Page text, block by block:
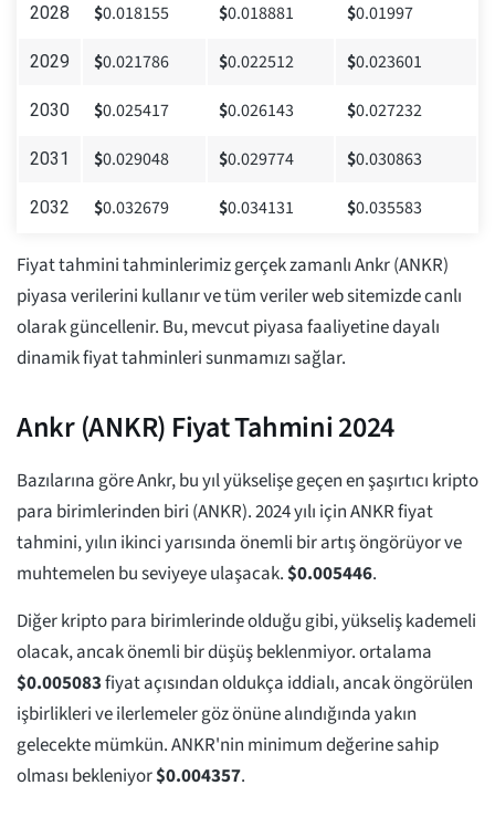
2028 $0.018155 $0.018881 $0.01997
2029 $0.021786 $0.022512 $0.023601
2030 $0.025417 $0.026143 $0.027232
2031 $0.029048 $0.029774 $0.030863
2032 $0.032679 $0.034131 $0.035583
Fiyat tahmini tahminlerimiz gerçek zamanlı Ankr (ANKR)
piyasa verilerini kullanır ve tüm veriler web sitemizde canlı
olarak güncellenir. Bu, mevcut piyasa faaliyetine dayalı
dinamik fiyat tahminleri sunmamızı sağlar.
Ankr (ANKR) Fiyat Tahmini 2024
Bazılarına göre Ankr, bu yıl yükselişe geçen en şaşırtıcı kripto
para birimlerinden biri (ANKR). 2024 yılı için ANKR fiyat
tahmini, yılın ikinci yarısında önemli bir artış öngörüyor ve
muhtemelen bu seviyeye ulaşacak.$0.005446.
Diğer kripto para birimlerinde olduğu gibi, yükseliş kademeli
olacak, ancak önemli bir düşüş beklenmiyor. ortalama
$0.005083fiyat açısından oldukça iddialı, ancak öngörülen
işbirlikleri ve ilerlemeler göz önüne alındığında yakın
gelecekte mümkün. ANKR'nin minimum değerine sahip
olması bekleniyor$0.004357.